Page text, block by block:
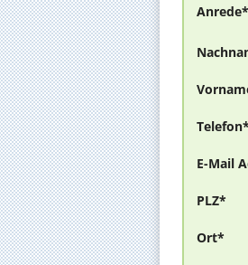
Anrede*
E-Mail
PLZ*
Ort*